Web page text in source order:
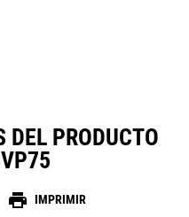
DEL PRODUCTO
print IMPRIMIR